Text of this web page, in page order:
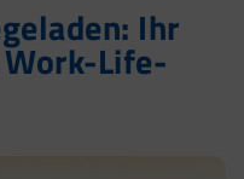
Ihr
Life-